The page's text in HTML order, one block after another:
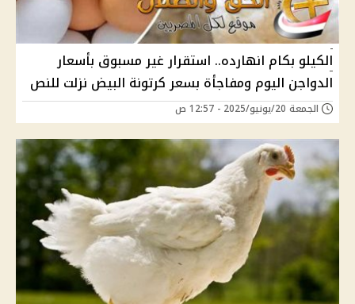
الكيلو بكام انهارده.. استقرار غير مسبوق بأسعار
الدواجن اليوم ومفاجأة بسعر كرتونة البيض نزلت للنص
الجمعة 20/يونيو/2025 - 12:57 ص